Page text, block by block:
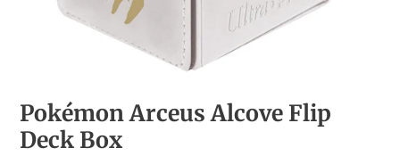
Pokémon Arceus Alcove Flip
Deck Box